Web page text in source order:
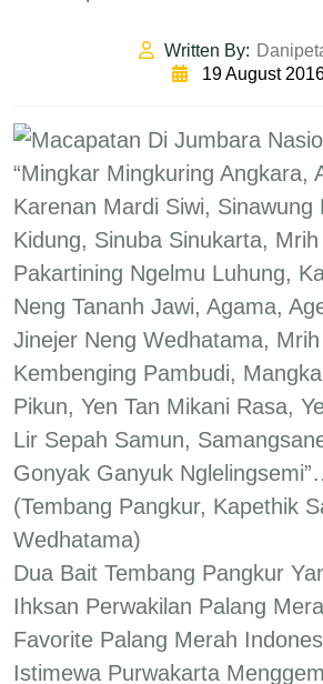
Written By:
19 August
“Mingkar Mingkuring Angkara,
Karenan Mardi Siwi, Sinawung
Kidung, Sinuba Sinukarta,
Pakartining Ngelmu Luhung,
Neng Tananh Jawi, Agama,
Jinejer Neng Wedhatama,
Kembenging Pambudi,
Pikun, Yen Tan Mikani Rasa,
Lir Sepah Samun,
Gonyak Ganyuk
(Tembang Pangkur, Kapethik
Wedhatama)
Dua Bait Tembang Pangkur
Ihksan Perwakilan Palang
Favorite Palang Merah
Istimewa Purwakarta